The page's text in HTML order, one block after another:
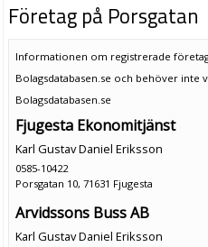
Företag på Porsgatan
Informationen om registrerade
Bolagsdatabasen.se och behöver inte
Bolagsdatabasen.se
Fjugesta Ekonomitjänst
Karl Gustav Daniel Eriksson
0585-10422
Porsgatan 10, 71631 Fjugesta
Arvidssons Buss AB
Karl Gustav Daniel Eriksson